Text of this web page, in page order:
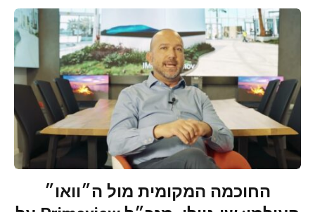
החוכמה המקומית מול ה״וואו״